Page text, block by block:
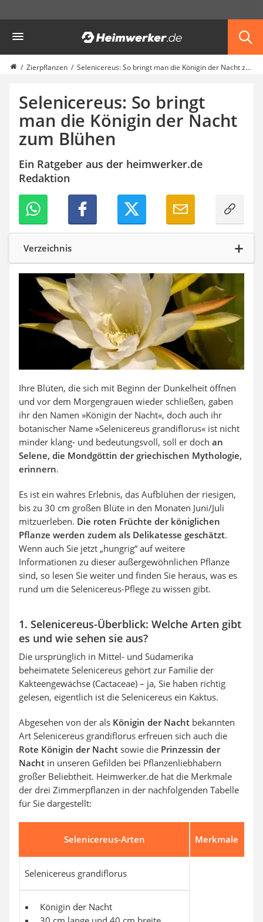
Garten
Akku-Laubsauger
Faltpavillon
Schlauchtrommel
Solar-Lichterkette außen
Teleskopleiter
Ameisengift
Pavillon
Sichtschutzstreifen
Akku-Laubbläser
Koifutter
Kassettenmarkise
Bosch-Heckenschere
Stihl-Laubbläser
Minidumper
Zierpflanzen Selenicereus: So bringt man die Königin der Nacht zum Blühen
Selenicereus: So bringt
man die Königin der Nacht
zum Blühen
Ein Ratgeber aus der heimwerker.de
Redaktion
Verzeichnis
Ihre Blüten, die sich mit Beginn der Dunkelheit öffnen
und vor dem Morgengrauen wieder schließen, gaben
ihr den Namen »Königin der Nacht«, doch auch ihr
botanischer Name »Selenicereus grandiflorus« ist nicht
minder klang- und bedeutungsvoll, soll er doch an
Selene, die Mondgöttin der griechischen Mythologie,
erinnern.
Es ist ein wahres Erlebnis, das Aufblühen der riesigen,
bis zu 30 cm großen Blüte in den Monaten Juni/Juli
mitzuerleben. Die roten Früchte der königlichen
Pflanze werden zudem als Delikatesse geschätzt.
Wenn auch Sie jetzt „hungrig“ auf weitere
Informationen zu dieser außergewöhnlichen Pflanze
sind, so lesen Sie weiter und finden Sie heraus, was es
rund um die Selenicereus-Pflege zu wissen gibt.
1. Selenicereus-Überblick: Welche Arten gibt
es und wie sehen sie aus?
Die ursprünglich in Mittel- und Südamerika
beheimatete Selenicereus gehört zur Familie der
Kakteengewächse (Cactaceae) – ja, Sie haben richtig
gelesen, eigentlich ist die Selenicereus ein Kaktus.
Abgesehen von der als Königin der Nacht bekannten
Art Selenicereus grandiflorus erfreuen sich auch die
Rote Königin der Nacht sowie die Prinzessin der
Nacht in unseren Gefilden bei Pflanzenliebhabern
großer Beliebtheit. Heimwerker.de hat die Merkmale
der drei Zimmerpflanzen in der nachfolgenden Tabelle
für Sie dargestellt:
Selenicereus-Arten Merkmale
Selenicereus grandiflorus
Königin der Nacht